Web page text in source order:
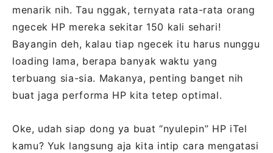
menarik nih. Tau nggak, ternyata rata-rata orang
ngecek HP mereka sekitar 150 kali sehari!
Bayangin deh, kalau tiap ngecek itu harus nunggu
loading lama, berapa banyak waktu yang
terbuang sia-sia. Makanya, penting banget nih
buat jaga performa HP kita tetep optimal.
Oke, udah siap dong ya buat “nyulepin” HP iTel
kamu? Yuk langsung aja kita intip cara mengatasi